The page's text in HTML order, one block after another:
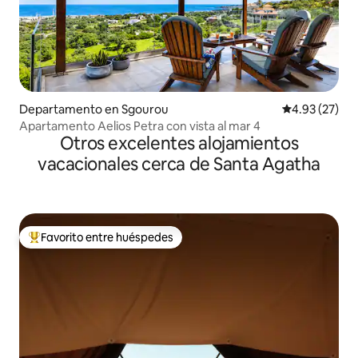
Departamento en Sgourou Calificación
4.93 (27)
Apartamento Aelios Petra con vista al mar 4
Otros excelentes alojamientos
vacacionales cerca de Santa Agatha
De los mejores en Favorito entre huéspedes
Favorito entre huéspedes